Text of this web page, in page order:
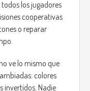
todos los jugadores
cooperativas
o reparar
ve lo mismo que
colores
invertidos. Nadie